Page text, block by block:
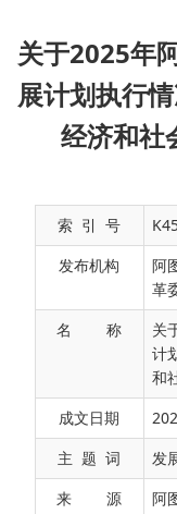
关于2025年
展计划执行
经济和社
索 引 号
发布机构
阿
革
名 称
关
计
和
成文日期
主 题 词
发
来 源
阿
关于2025年阿图
行情况与2026年阿
草案的报告